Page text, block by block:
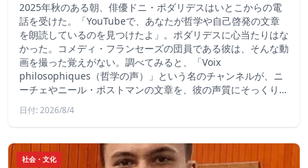
2025年秋のある朝、俳優ドニ・ポダリデスはいとこからの電
話を受けた。「YouTubeで、あなたが哲学や自己啓発の文章
を朗読しているのを見つけたよ」。ポダリデスに心当たりはな
かった。コメディ・フランセーズの団員である彼は、そんな動
画を撮った覚えがない。調べてみると、「Voix
philosophiques（哲学の声）」という名のチャンネルが、ニ
ーチェやニール・ポストマンの文章を、彼の声質にそっくり…
日付: 2026/8/4
社会・文化